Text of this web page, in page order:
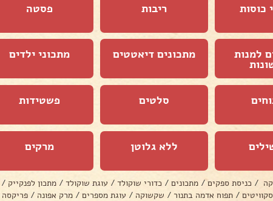
כוסות ריבות פסטה
למנות מתכונים דיאטטים מתכוני ילדים
סלטים פשטידות
ללא גלוטן מרקים
/ כניסת ספקים / מתכונים / כדורי שוקולד / עוגת שוקולד / מתכון לפנקייק /
/ תפוח אדמה בתנור / שקשוקה / עוגת מספרים / מרק אפונה / פריקסה